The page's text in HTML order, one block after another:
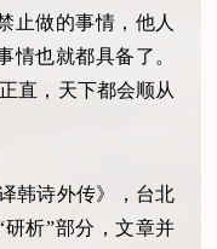
止做的事情，他人
情也就都具备了。
直，天下都会顺从
韩诗外传》，台北
析”部分，文章并